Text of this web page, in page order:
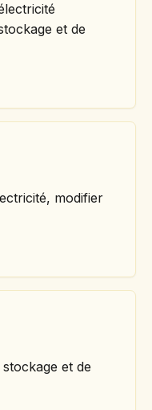
et de
modifier
et de